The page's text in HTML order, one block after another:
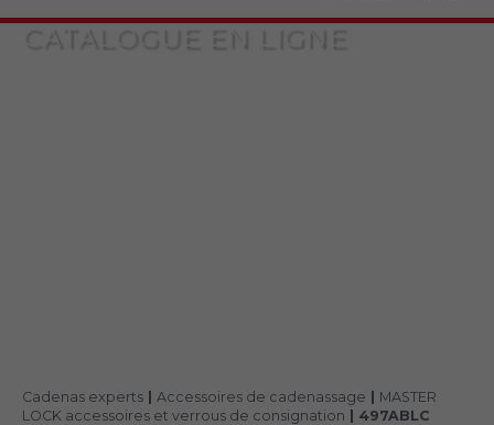
CATALOGUE EN LIGNE
Cadenas experts Accessoires de cadenassage
MASTER
LOCK accessoires et verrous de consignation
497ABLC